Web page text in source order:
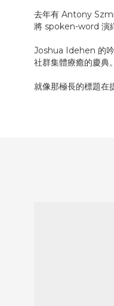
去年有 Antony
將 spoken-word 演
Joshua Idehen 的吟
社群集體療癒的慶典。
就像那極長的標題在